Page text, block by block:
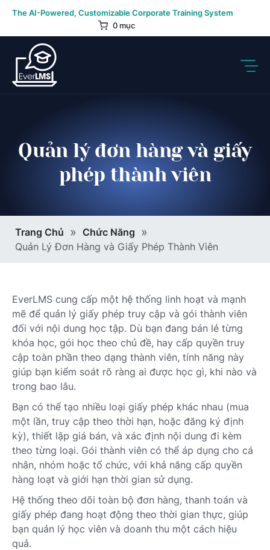
Skip
content
The AI-Powered, Customizable Corporate Training System
0 mục
Quản lý đơn hàng và giấy
phép thành viên
Breadcrumb
Trang Chủ
Chức Năng
Quản Lý Đơn Hàng và Giấy Phép Thành Viên
EverLMS cung cấp một hệ thống linh hoạt và mạnh
mẽ để quản lý giấy phép truy cập và gói thành viên
đối với nội dung học tập. Dù bạn đang bán lẻ từng
khóa học, gói học theo chủ đề, hay cấp quyền truy
cập toàn phần theo dạng thành viên, tính năng này
giúp bạn kiểm soát rõ ràng ai được học gì, khi nào và
trong bao lâu.
Bạn có thể tạo nhiều loại giấy phép khác nhau (mua
một lần, truy cập theo thời hạn, hoặc đăng ký định
kỳ), thiết lập giá bán, và xác định nội dung đi kèm
theo từng loại. Gói thành viên có thể áp dụng cho cá
nhân, nhóm hoặc tổ chức, với khả năng cấp quyền
hàng loạt và giới hạn thời gian sử dụng.
Hệ thống theo dõi toàn bộ đơn hàng, thanh toán và
giấy phép đang hoạt động theo thời gian thực, giúp
bạn quản lý học viên và doanh thu một cách hiệu
quả.